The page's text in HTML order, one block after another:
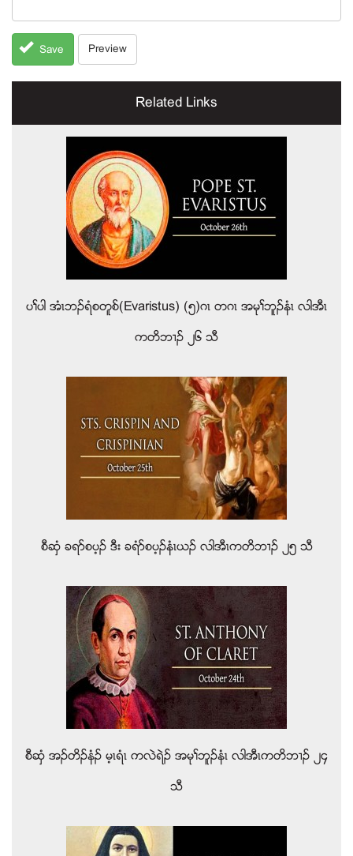
Save Preview
Related Links
ပႈပါ အံၚဘဥရံစတူစ္(Evaristus) (၅)ဂၚ တဂၚ အမုႈဘူဥနံၚ လါအီၚ
ကတိဘ႕ဥ ၂၆ သီ
စီဆွံ ခရဏစပ့ဥ ဒီး ခရံဏစပ့ဥနံၚဎဥ လါအီၚကတိဘ႕ဥ ၂၅ သီ
စီဆွံ အဥတိဥနံဥ မ့ၚရံၚ ကလဲရဲဥ အမုႈဘူဥနံၚ လါအီၚကတိဘ႕ဥ ၂၄
သီ